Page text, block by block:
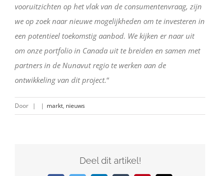
vooruitzichten op het vlak van de consumentenvraag, zijn
we op zoek naar nieuwe mogelijkheden om te investeren in
een potentieel toekomstig aanbod. We kijken er naar uit
om onze portfolio in Canada uit te breiden en samen met
partners in de Nunavut regio te werken aan de
ontwikkeling van dit project.“
Door | | markt, nieuws
Deel dit artikel!